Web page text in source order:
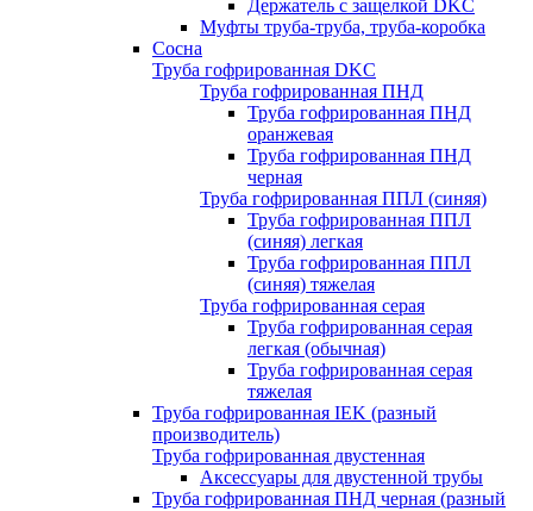
Держатель с защелкой DKC
Муфты труба-труба, труба-коробка
Сосна
Труба гофрированная DKC
Труба гофрированная ПНД
Труба гофрированная ПНД
оранжевая
Труба гофрированная ПНД
черная
Труба гофрированная ППЛ (синяя)
Труба гофрированная ППЛ
(синяя) легкая
Труба гофрированная ППЛ
(синяя) тяжелая
Труба гофрированная серая
Труба гофрированная серая
легкая (обычная)
Труба гофрированная серая
тяжелая
Труба гофрированная IEK (разный
производитель)
Труба гофрированная двустенная
Аксессуары для двустенной трубы
Труба гофрированная ПНД черная (разный